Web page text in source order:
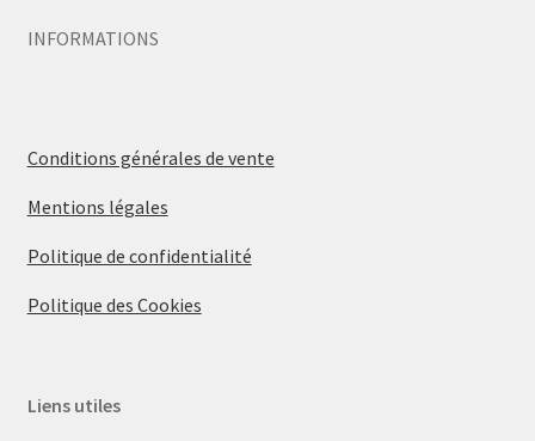
INFORMATIONS
Conditions générales de vente
Mentions légales
Politique de confidentialité
Politique des Cookies
Liens utiles